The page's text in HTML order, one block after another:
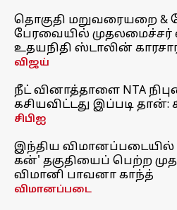
தொகுதி மறுவரையறை &
பேரவையில் முதலமைச்சர்
உதயநிதி ஸ்டாலின்
விஜய்
நீட் வினாத்தாளை NTA
கசியவிட்டது இப்படி தான்:
சிபிஐ
இந்திய விமானப்படையில்
கன்' தகுதியைப் பெற்ற
விமானி பாவனா காந்த்
விமானப்படை